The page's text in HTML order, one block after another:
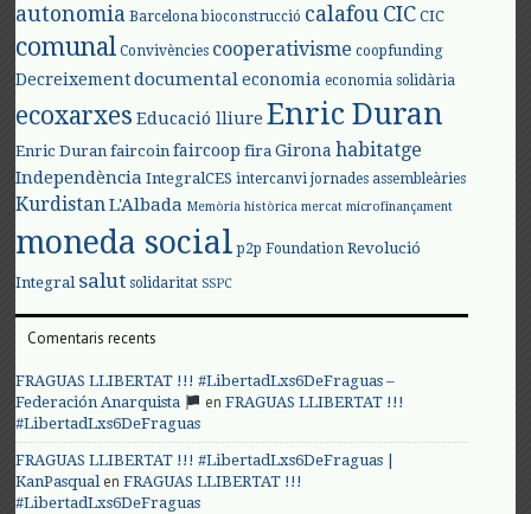
autonomia Barcelona bioconstrucció calafouCIC CIC
comunal Convivències cooperativisme coopfunding
Decreixement documental economia economia solidària
ecoxarxes Educació lliure Enric Duran
Enric Duran faircoin faircoop fira Girona habitatge
Independència IntegralCES intercanvi jornades assembleàries
KurdistanL'Albada Memòria històrica mercat microfinançament
moneda social p2p Foundation Revolució
Integral salut solidaritat SSPC
Comentaris recents
FRAGUAS LLIBERTAT !!! #LibertadLxs6DeFraguas –
Federación Anarquista
enFRAGUAS LLIBERTAT !!!
#LibertadLxs6DeFraguas
FRAGUAS LLIBERTAT !!! #LibertadLxs6DeFraguas |
KanPasqualenFRAGUAS LLIBERTAT !!!
#LibertadLxs6DeFraguas